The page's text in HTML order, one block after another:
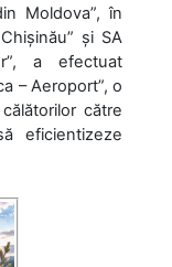
Moldova”, în
și SA
a efectuat
– Aeroport”, o
către
eficientizeze